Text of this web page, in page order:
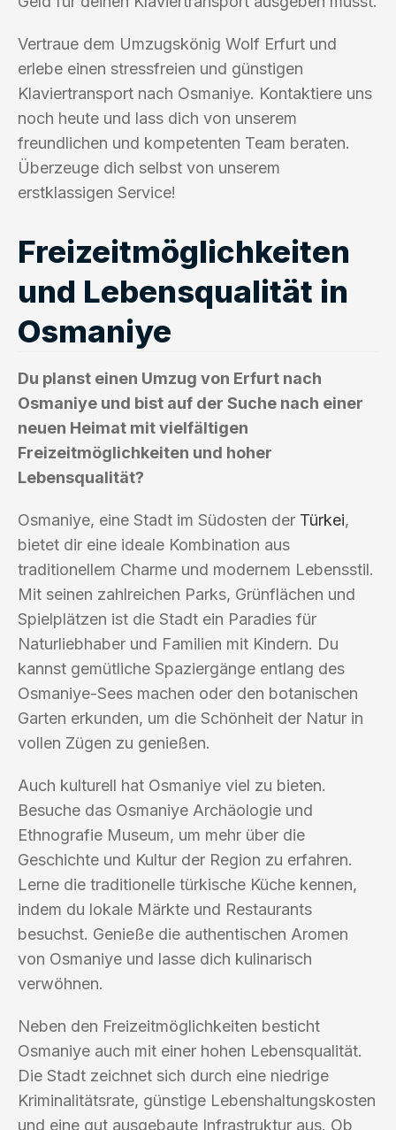
Vertraue dem Umzugskönig Wolf Erfurt und
erlebe einen stressfreien und günstigen
Klaviertransport nach Osmaniye. Kontaktiere uns
noch heute und lass dich von unserem
freundlichen und kompetenten Team beraten.
Überzeuge dich selbst von unserem
erstklassigen Service!
Freizeitmöglichkeiten
und Lebensqualität in
Osmaniye
Du planst einen Umzug von Erfurt nach
Osmaniye und bist auf der Suche nach einer
neuen Heimat mit vielfältigen
Freizeitmöglichkeiten und hoher
Lebensqualität?
Osmaniye, eine Stadt im Südosten der Türkei,
bietet dir eine ideale Kombination aus
traditionellem Charme und modernem Lebensstil.
Mit seinen zahlreichen Parks, Grünflächen und
Spielplätzen ist die Stadt ein Paradies für
Naturliebhaber und Familien mit Kindern. Du
kannst gemütliche Spaziergänge entlang des
Osmaniye-Sees machen oder den botanischen
Garten erkunden, um die Schönheit der Natur in
vollen Zügen zu genießen.
Auch kulturell hat Osmaniye viel zu bieten.
Besuche das Osmaniye Archäologie und
Ethnografie Museum, um mehr über die
Geschichte und Kultur der Region zu erfahren.
Lerne die traditionelle türkische Küche kennen,
indem du lokale Märkte und Restaurants
besuchst. Genieße die authentischen Aromen
von Osmaniye und lasse dich kulinarisch
verwöhnen.
Neben den Freizeitmöglichkeiten besticht
Osmaniye auch mit einer hohen Lebensqualität.
Die Stadt zeichnet sich durch eine niedrige
Kriminalitätsrate, günstige Lebenshaltungskosten
und eine gut ausgebaute Infrastruktur aus. Ob